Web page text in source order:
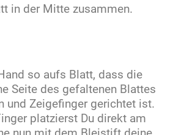
in der Mitte zusammen.
so aufs Blatt, dass die
Seite des gefaltenen Blattes
und Zeigefinger gerichtet ist.
platzierst Du direkt am